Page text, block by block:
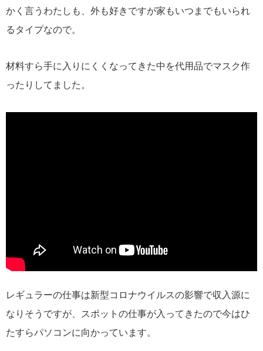
かく言うわたしも、外も好きですが家もいつまでもいられ
るタイプなので。
材料すら手に入りにくくなってきた中を代用品でマスク作
ったりしてました。
レギュラーの仕事は新型コロナウイルスの影響で収入源に
なりそうですが、スポットの仕事が入ってきたので今はひ
たすらパソコンに向かっています。